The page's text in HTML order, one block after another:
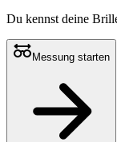
Du kennst deine
Messung starten